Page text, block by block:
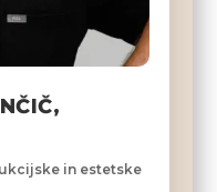
in estetske